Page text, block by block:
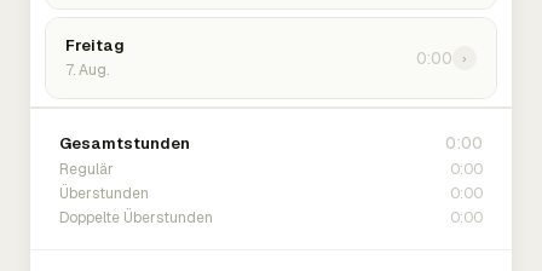
Freitag
7. Aug.
0:00 ›
Gesamtstunden 0:00
Regulär 0:00
Überstunden 0:00
Doppelte Überstunden 0:00